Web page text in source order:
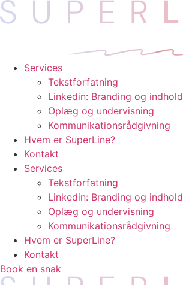
Videre
til
Services
Tekstforfatning
Linkedin: Branding og indhold
Oplæg og undervisning
Kommunikationsrådgivning
Hvem er SuperLine?
Kontakt
Services
Tekstforfatning
Linkedin: Branding og indhold
Oplæg og undervisning
Kommunikationsrådgivning
Hvem er SuperLine?
Kontakt
Book en snak